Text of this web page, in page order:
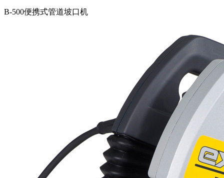
B-500便携式管道坡口机